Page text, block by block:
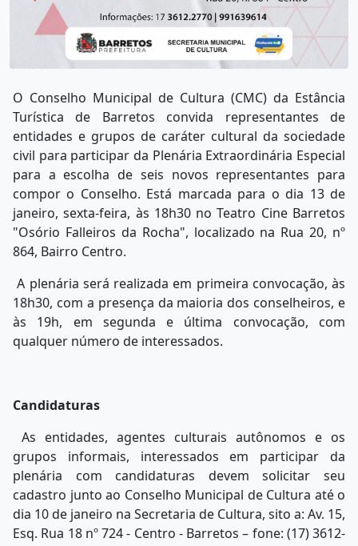
O Conselho Municipal de Cultura (CMC) da Estância
Turística de Barretos convida representantes de
entidades e grupos de caráter cultural da sociedade
civil para participar da Plenária Extraordinária Especial
para a escolha de seis novos representantes para
compor o Conselho. Está marcada para o dia 13 de
janeiro, sexta-feira, às 18h30 no Teatro Cine Barretos
"Osório Falleiros da Rocha", localizado na Rua 20, nº
864, Bairro Centro.
A plenária será realizada em primeira convocação, às
18h30, com a presença da maioria dos conselheiros, e
às 19h, em segunda e última convocação, com
qualquer número de interessados.
Candidaturas
As entidades, agentes culturais autônomos e os
grupos informais, interessados em participar da
plenária com candidaturas devem solicitar seu
cadastro junto ao Conselho Municipal de Cultura até o
dia 10 de janeiro na Secretaria de Cultura, sito a: Av. 15,
Esq. Rua 18 nº 724 - Centro - Barretos – fone: (17) 3612-